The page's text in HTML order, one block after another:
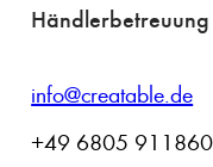
Händlerbetreuung
info@creatable.de
+49 6805 911860